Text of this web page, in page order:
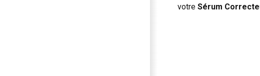
votre Sérum